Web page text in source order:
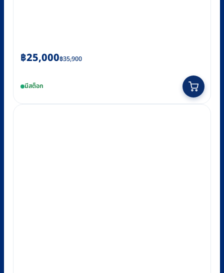
฿35,900
Original
was:
฿25,000
Current
is:มีสต็อก